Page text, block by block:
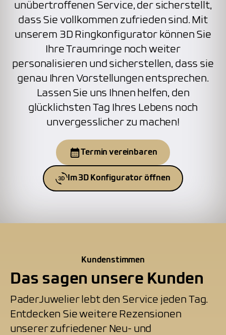
unübertroffenen Service, der sicherstellt,
dass Sie vollkommen zufrieden sind. Mit
unserem 3D Ringkonfigurator können Sie
Ihre Traumringe noch weiter
personalisieren und sicherstellen, dass sie
genau Ihren Vorstellungen entsprechen.
Lassen Sie uns Ihnen helfen, den
glücklichsten Tag Ihres Lebens noch
unvergesslicher zu machen!
Termin vereinbaren
Im 3D Konfigurator öffnen
Kundenstimmen
Das sagen unsere Kunden
PaderJuwelier lebt den Service jeden Tag.
Entdecken Sie weitere Rezensionen
unserer zufriedener Neu- und